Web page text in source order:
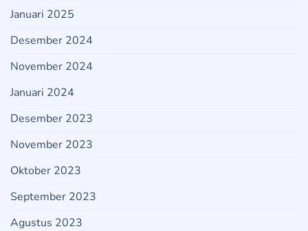
Januari 2025
Desember 2024
November 2024
Januari 2024
Desember 2023
November 2023
Oktober 2023
September 2023
Agustus 2023